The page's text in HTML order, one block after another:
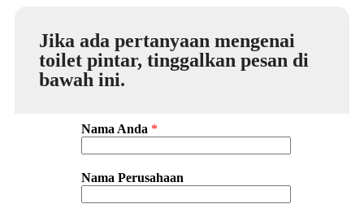
Jika ada pertanyaan mengenai
toilet pintar, tinggalkan pesan di
bawah ini.
Nama Anda *
Nama Perusahaan